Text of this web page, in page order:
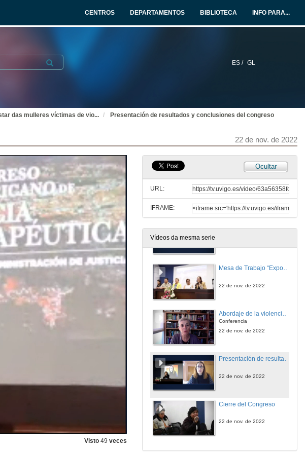
CENTROS DEPARTAMENTOS BIBLIOTECA INFO PARA...
ES / GL
Submit
das mulleres víctimas de vio... Presentación de resultados y conclusiones del congreso
22 de nov. de 2022
Visto 49 veces
Ocultar
URL:
IFRAME:
Vídeos da mesma serie
21 de nov. de 2022
Conferencia
22 de nov. de 2022
Mesa de Trabajo “Exposición de necesidades de cambio hacia la implementación de Justicia Terapéutica en Ecuador desde la perspectiva de organizaciones gubernamentales”
22 de nov. de 2022
Conferencia
22 de nov. de 2022
Presentación de resultados y conclusiones del congreso
22 de nov. de 2022
Cierre del Congreso
22 de nov. de 2022